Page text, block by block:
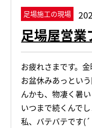
足場施工の現場
足場屋営業
お疲れさまです。
お盆休みあっとい
んかも、物凄く暑い
いつまで続くんで
私、バテバテで